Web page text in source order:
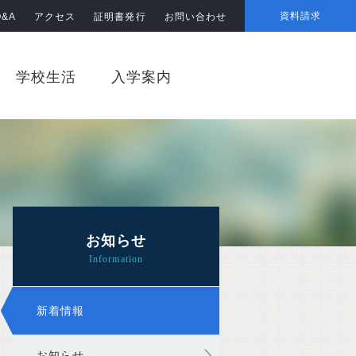
学校生活 入学案内
アクセス 証明書発行 お問い合わせ 資料請求
お知らせ
新着情報